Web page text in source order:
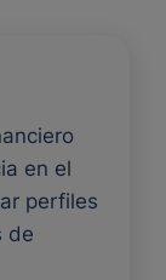
en el
perfiles
de